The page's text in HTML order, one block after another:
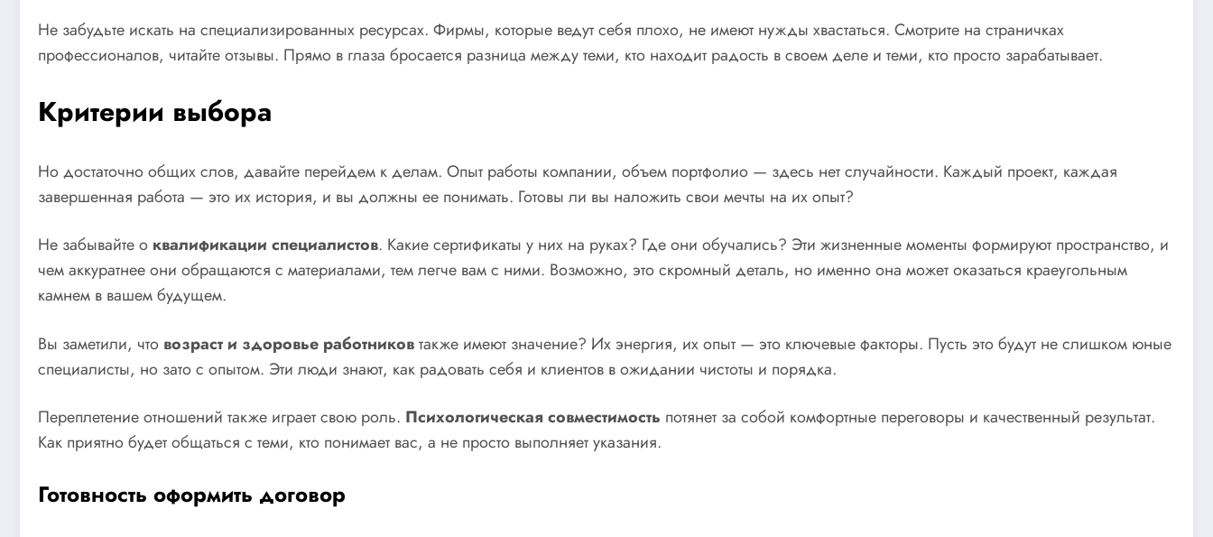
Не забудьте искать на специализированных ресурсах. Фирмы, которые ведут себя плохо, не имеют нужды хвастаться. Смотрите на страничках
профессионалов, читайте отзывы. Прямо в глаза бросается разница между теми, кто находит радость в своем деле и теми, кто просто зарабатывает.
Критерии выбора
Но достаточно общих слов, давайте перейдем к делам. Опыт работы компании, объем портфолио — здесь нет случайности. Каждый проект, каждая
завершенная работа — это их история, и вы должны ее понимать. Готовы ли вы наложить свои мечты на их опыт?
Не забывайте о квалификации специалистов. Какие сертификаты у них на руках? Где они обучались? Эти жизненные моменты формируют пространство, и
чем аккуратнее они обращаются с материалами, тем легче вам с ними. Возможно, это скромный деталь, но именно она может оказаться краеугольным
камнем в вашем будущем.
Вы заметили, что возраст и здоровье работниковтакже имеют значение? Их энергия, их опыт — это ключевые факторы. Пусть это будут не слишком юные
специалисты, но зато с опытом. Эти люди знают, как радовать себя и клиентов в ожидании чистоты и порядка.
Переплетение отношений также играет свою роль. Психологическая совместимость потянет за собой комфортные переговоры и качественный результат.
Как приятно будет общаться с теми, кто понимает вас, а не просто выполняет указания.
Готовность оформить договор